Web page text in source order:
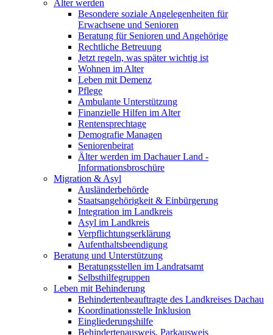
Älter werden
Besondere soziale Angelegenheiten für
Erwachsene und Senioren
Beratung für Senioren und Angehörige
Rechtliche Betreuung
Jetzt regeln, was später wichtig ist
Wohnen im Alter
Leben mit Demenz
Pflege
Ambulante Unterstützung
Finanzielle Hilfen im Alter
Rentensprechtage
Demografie Managen
Seniorenbeirat
Älter werden im Dachauer Land -
Informationsbroschüre
Migration & Asyl
Ausländerbehörde
Staatsangehörigkeit & Einbürgerung
Integration im Landkreis
Asyl im Landkreis
Verpflichtungserklärung
Aufenthaltsbeendigung
Beratung und Unterstützung
Beratungsstellen im Landratsamt
Selbsthilfegruppen
Leben mit Behinderung
Behindertenbeauftragte des Landkreises Dachau
Koordinationsstelle Inklusion
Eingliederungshilfe
Behindertenausweis, Parkausweis